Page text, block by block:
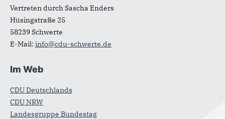
Vertreten durch Sascha Enders
Hüsingstraße 25
58239Schwerte
E-Mail: info@cdu-schwerte.de
Im Web
CDU Deutschlands
CDU NRW
Landesgruppe Bundestag